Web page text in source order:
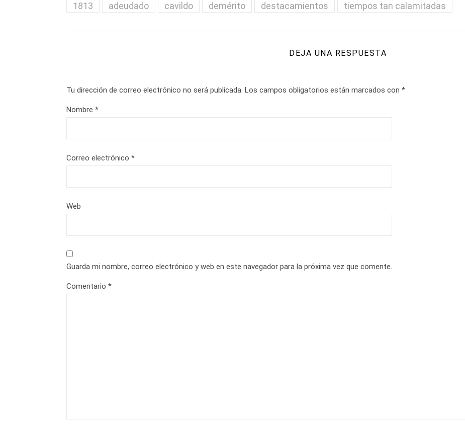
1813 adeudado cavildo demérito destacamientos tiempos tan calamitadas
DEJA UNA RESPUESTA
Tu dirección de correo electrónico no será publicada. Los campos obligatorios están marcados con *
Nombre *
Correo electrónico *
Web
Guarda mi nombre, correo electrónico y web en este navegador para la próxima vez que comente.
Comentario *